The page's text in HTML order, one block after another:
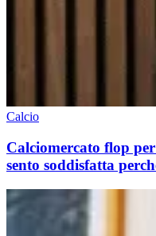
Calcio
Calciomercato flop
sento soddisfatta